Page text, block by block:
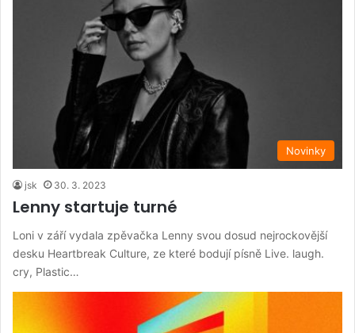
Novinky
jsk 30. 3. 2023
Lenny startuje turné
Loni v září vydala zpěvačka Lenny svou dosud nejrockovější
desku Heartbreak Culture, ze které bodují písně Live. laugh.
cry, Plastic…